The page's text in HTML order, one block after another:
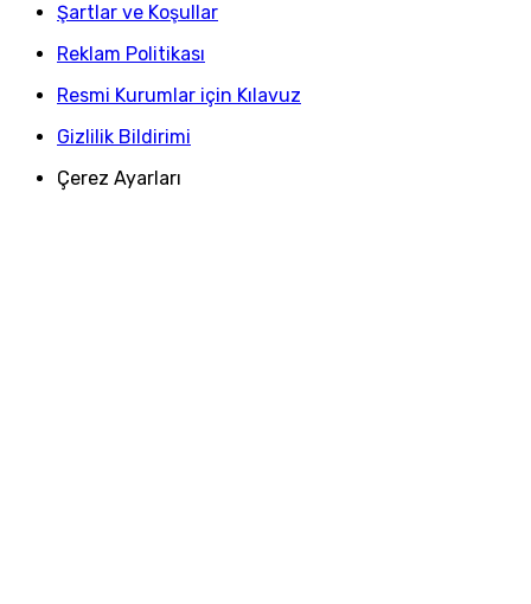
Şartlar ve Koşullar
Reklam Politikası
Resmi Kurumlar için Kılavuz
Gizlilik Bildirimi
Çerez Ayarları